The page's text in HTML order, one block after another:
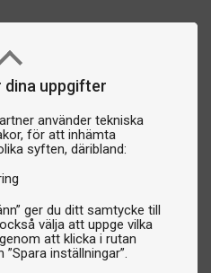
dina uppgifter
använder tekniska
för att inhämta
syften, däribland:
ger du ditt samtycke till
välja att uppge vilka
att klicka i rutan
inställningar”.